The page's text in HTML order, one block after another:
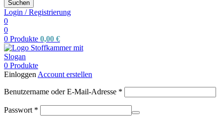
Suchen
Login / Registrierung
0
0
0 Produkte 0,00 €
0 Produkte
Einloggen Account erstellen
Benutzername oder E-Mail-Adresse *
Passwort *